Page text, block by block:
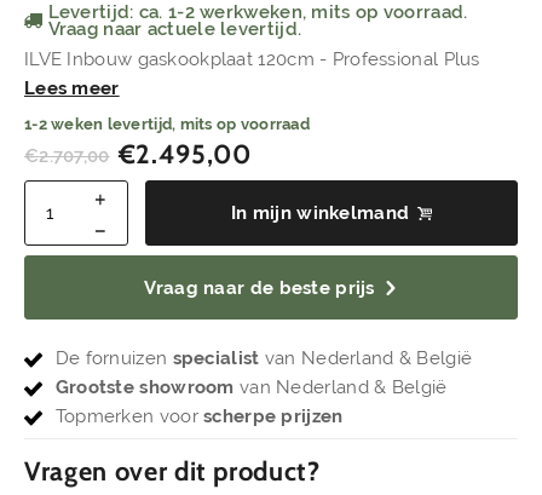
Levertijd: ca. 1-2 werkweken, mits op voorraad.
Vraag naar actuele levertijd.
ILVE Inbouw gaskookplaat 120cm - Professional Plus
Lees meer
1-2 weken levertijd, mits op voorraad
€2.707,00 €2.495,00
In mijn winkelmand
Vraag naar de beste prijs
De fornuizen specialist van Nederland & België
Grootste showroom van Nederland & België
Topmerken voorscherpe prijzen
Vragen over dit product?